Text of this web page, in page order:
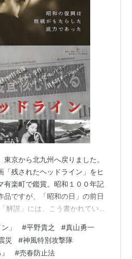
京から北九州へ戻りました。
「残されたヘッドライン」をヒ
有楽町で鑑賞。昭和１００年記
品ですが、「昭和の日」の前日
解説」には、こう書かれていま
集したドキュメンタリー。戦
風俗文化のカテゴリーに分け
上げ、明治から昭和という時
」 #平野貴之 #真山勇一
災 #神風特別攻撃隊
#売春防止法